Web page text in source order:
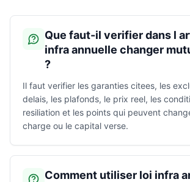
Que faut-il verifier dans l
infra annuelle changer
?
Il faut verifier les garanties citees, les
delais, les plafonds, le prix reel, les
resiliation et les points qui peuvent
charge ou le capital verse.
Comment utiliser loi infra